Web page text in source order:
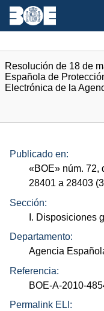
Resolución de 18 de
Española de
Electrónica de la
Publicado en:
«BOE» núm. 72,
28401 a 28403 (3
Sección:
I. Disposiciones
Departamento:
Agencia
Referencia:
BOE-A-2010-
Permalink ELI: